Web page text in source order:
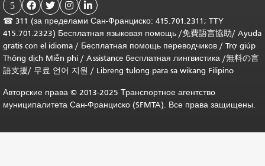
5    
☎ 311 (за пределами Сан-Франциско: 415.701.2311; TTY
415.701.2323) Бесплатная языковая помощь /免費語言協助/ Ayuda
gratis con el idioma / Бесплатная помощь переводчиков / Trợ giúp
Thông dịch Miễn phí/ Assistance бесплатная лингвистика /無料の言
語支援/ 무료 언어 지원 / Libreng tulong para sa wikang Filipino
Авторские права © 2013-2025 Транспортное агентство
муниципалитета Сан-Франциско (SFMTA). Все права защищены.